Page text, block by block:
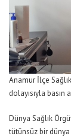
Anamur İlçe
dolayısıyla basın
Dünya Sağlık
tütünsüz bir dünya